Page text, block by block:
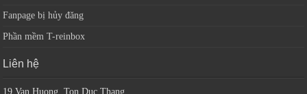
Fanpage bị hủy đăng
Phần mềm T-reinbox
Liên hệ
19 Van Huong, Ton Duc Thang